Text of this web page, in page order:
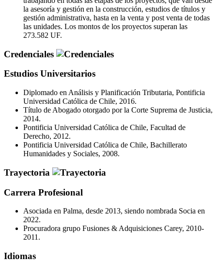
la asesoría y gestión en la construcción, estudios de títulos y
gestión administrativa, hasta en la venta y post venta de todas
las unidades. Los montos de los proyectos superan las
273.582 UF.
Credenciales
Estudios Universitarios
Diplomado en Análisis y Planificación Tributaria, Pontificia
Universidad Católica de Chile, 2016.
Título de Abogado otorgado por la Corte Suprema de Justicia,
2014.
Pontificia Universidad Católica de Chile, Facultad de
Derecho, 2012.
Pontificia Universidad Católica de Chile, Bachillerato
Humanidades y Sociales, 2008.
Trayectoria
Carrera Profesional
Asociada en Palma, desde 2013, siendo nombrada Socia en
2022.
Procuradora grupo Fusiones & Adquisiciones Carey, 2010-
2011.
Idiomas